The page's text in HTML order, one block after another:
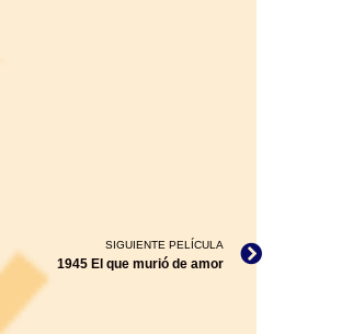
SIGUIENTE PELÍCULA
1945 El que murió de amor